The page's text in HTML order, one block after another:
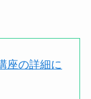
座の詳細に